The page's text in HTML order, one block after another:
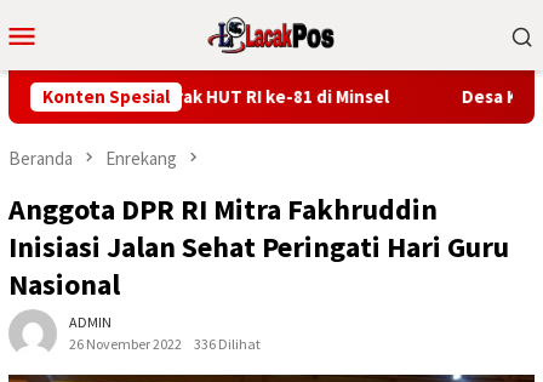
ke
Mobile
Konten Spesial
5K, Semarak HUT RI ke-81 di Minsel Desa Kumu
Beranda Enrekang
Anggota DPR RI Mitra Fakhruddin
Inisiasi Jalan Sehat Peringati Hari Guru
Nasional
ADMIN
26 November 2022
336 Dilihat